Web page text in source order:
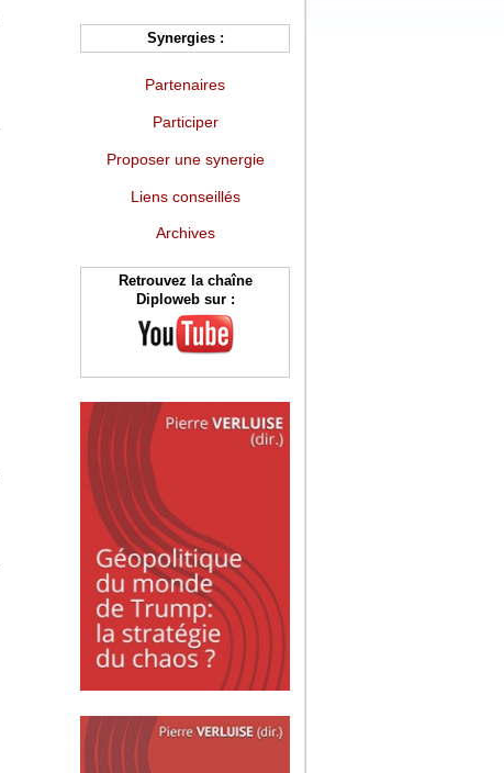
Synergies :
Partenaires
Participer
Proposer une synergie
Liens conseillés
Archives
Retrouvez la chaîne
Diploweb sur :